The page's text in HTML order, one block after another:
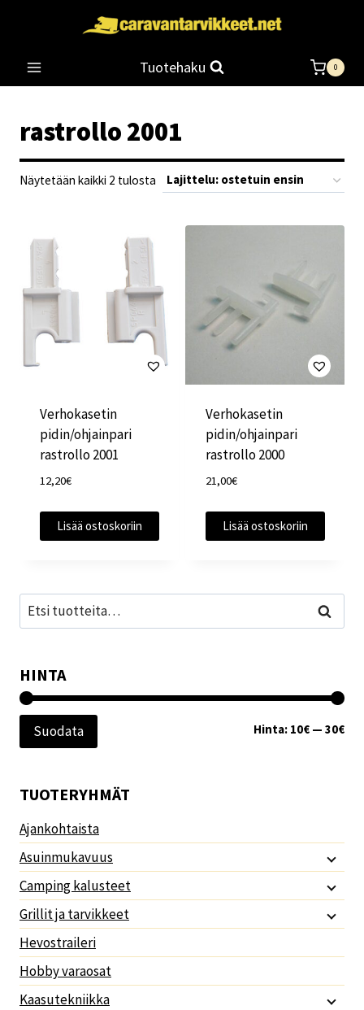
Tuotehaku 0
rastrollo 2001
Näytetään kaikki 2 tulosta Suosituimmat
Verhokasetin
pidin/ohjainpari
rastrollo 2001
12,20€
Lisää ostoskoriin
Verhokasetin
pidin/ohjainpari
rastrollo 2000
21,00€
Lisää ostoskoriin
Etsi: Haku
HINTA
Suodata Hinta: 10€ — 30€
TUOTERYHMÄT
Ajankohtaista
Asuinmukavuus
Camping kalusteet
Grillit ja tarvikkeet
Hevostraileri
Hobby varaosat
Kaasutekniikka